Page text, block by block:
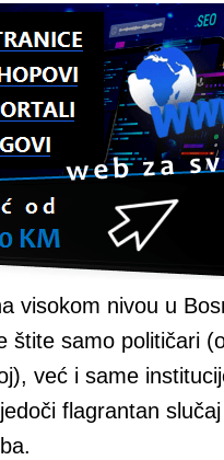
visokom nivou u
štite samo političari
već i same
flagrantan